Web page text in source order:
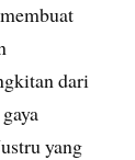
dari
yang